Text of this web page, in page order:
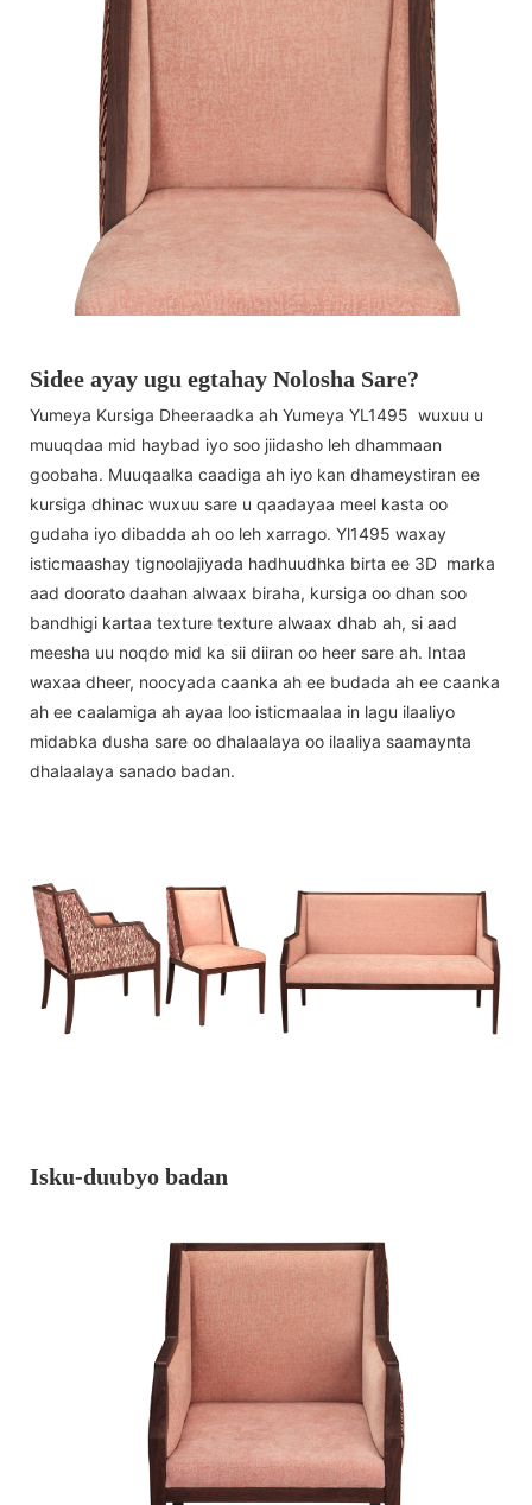
Sidee ayay ugu egtahay Nolosha Sare?
Yumeya Kursiga Dheeraadka ah Yumeya YL1495 wuxuu u
muuqdaa mid haybad iyo soo jiidasho leh dhammaan
goobaha. Muuqaalka caadiga ah iyo kan dhameystiran ee
kursiga dhinac wuxuu sare u qaadayaa meel kasta oo
gudaha iyo dibadda ah oo leh xarrago. Yl1495 waxay
isticmaashay tignoolajiyada hadhuudhka birta ee 3D marka
aad doorato daahan alwaax biraha, kursiga oo dhan soo
bandhigi kartaa texture texture alwaax dhab ah, si aad
meesha uu noqdo mid ka sii diiran oo heer sare ah. Intaa
waxaa dheer, noocyada caanka ah ee budada ah ee caanka
ah ee caalamiga ah ayaa loo isticmaalaa in lagu ilaaliyo
midabka dusha sare oo dhalaalaya oo ilaaliya saamaynta
dhalaalaya sanado badan.
Isku-duubyo badan